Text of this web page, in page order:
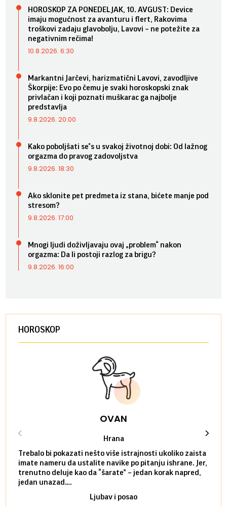
HOROSKOP ZA PONEDELJAK, 10. AVGUST: Device
imaju mogućnost za avanturu i flert, Rakovima
troškovi zadaju glavobolju, Lavovi – ne potežite za
negativnim rečima!
10.8.2026. 6:30
Markantni Jarčevi, harizmatični Lavovi, zavodljive
Škorpije: Evo po čemu je svaki horoskopski znak
privlačan i koji poznati muškarac ga najbolje
predstavlja
9.8.2026. 20:00
Kako poboljšati se*s u svakoj životnoj dobi: Od lažnog
orgazma do pravog zadovoljstva
9.8.2026. 18:30
Ako sklonite pet predmeta iz stana, bićete manje pod
stresom?
9.8.2026. 17:00
Mnogi ljudi doživljavaju ovaj „problem“ nakon
orgazma: Da li postoji razlog za brigu?
9.8.2026. 16:00
HOROSKOP
OVAN
Hrana
Trebalo bi pokazati nešto više istrajnosti ukoliko zaista
imate nameru da ustalite navike po pitanju ishrane. Jer,
trenutno deluje kao da “šarate” – jedan korak napred,
jedan unazad….
Ljubav i posao